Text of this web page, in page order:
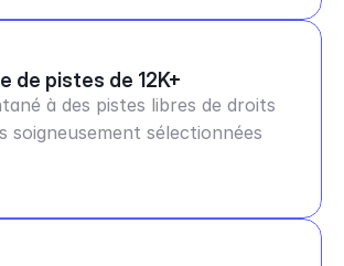
de pistes de 12K+
à des pistes libres de droits
soigneusement sélectionnées